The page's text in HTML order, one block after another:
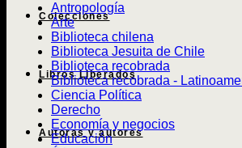
Colecciones
Libros Liberados
Autoras y autores
Antropología
Arte
Biblioteca chilena
Biblioteca Jesuita de Chile
Biblioteca recobrada
Biblioteca recobrada -
Ciencia Política
Derecho
Economía y negocios
Educación